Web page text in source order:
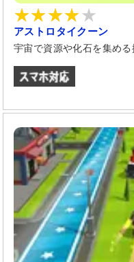
アストロタイクーン
宇宙で資源や化石を集める